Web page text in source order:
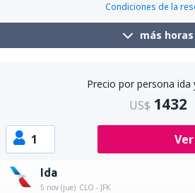
Condiciones de la
más horas
Precio por persona ida
US$ 1432
1
Ida
5 nov (jue) CLO - JFK